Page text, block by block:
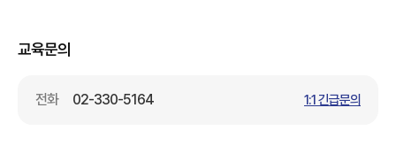
교육문의
전화 02-330-5164 1:1 긴급문의